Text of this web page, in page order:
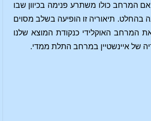
המרחב כולו משתרע פנימה בכיוון שבו
בהחלט. תיאוריה זו הופיעה בשלב מסוים
המרחב האוקלידי כנקודת המוצא שלנו
של איינשטיין במרחב התלת ממדי.